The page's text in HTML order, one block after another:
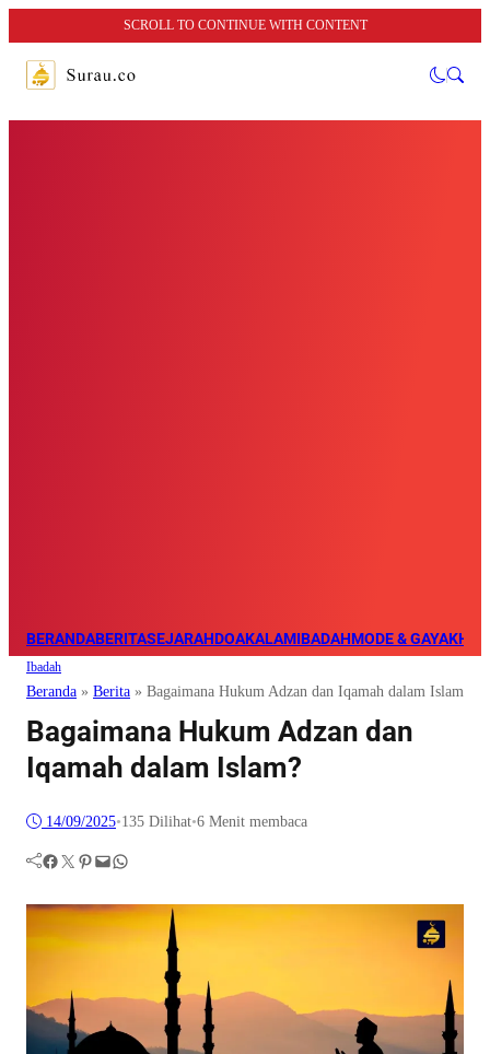
SCROLL TO CONTINUE WITH CONTENT
BERANDABERITASEJARAHDOAKALAMIBADAHMODE & GAYA
Ibadah
Beranda » Berita » Bagaimana Hukum Adzan dan Iqamah dalam Islam?
Bagaimana Hukum Adzan dan
Iqamah dalam Islam?
14/09/2025•135 Dilihat•6 Menit membaca
Facebook Twitter Pinterest Mail WhatsApp